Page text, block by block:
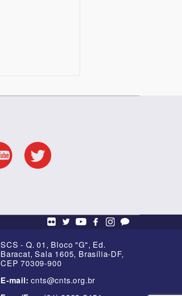
SCS - Q. 01, Bloco "G", Ed.
Baracat, Sala 1605, Brasília-DF,
CEP 70309-900
E-mail: cnts@cnts.org.br